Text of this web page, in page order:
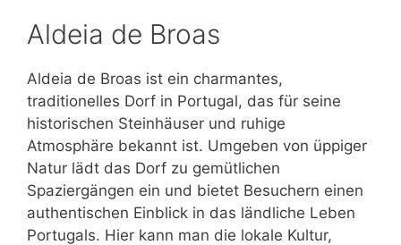
Aldeia de Broas
Aldeia de Broas ist ein charmantes,
traditionelles Dorf in Portugal, das für seine
historischen Steinhäuser und ruhige
Atmosphäre bekannt ist. Umgeben von üppiger
Natur lädt das Dorf zu gemütlichen
Spaziergängen ein und bietet Besuchern einen
authentischen Einblick in das ländliche Leben
Portugals. Hier kann man die lokale Kultur,